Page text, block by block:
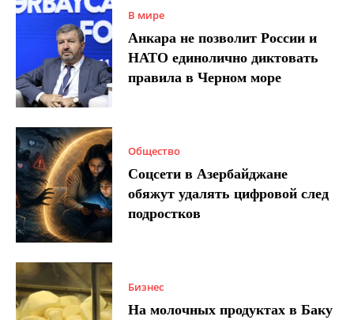
В мире
Анкара не позволит России и
НАТО единолично диктовать
правила в Черном море
Общество
Соцсети в Азербайджане
обяжут удалять цифровой след
подростков
Бизнес
На молочных продуктах в Баку